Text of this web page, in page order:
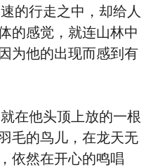
的行走之中，却给人
的感觉，就连山林中
为他的出现而感到有
在他头顶上放的一根
毛的鸟儿，在龙天无
依然在开心的鸣唱